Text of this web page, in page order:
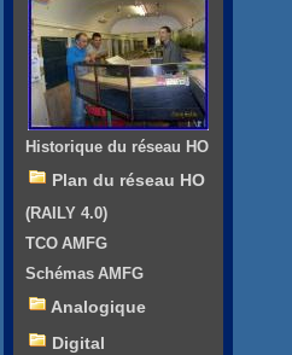
Historique du réseau HO
Plan du réseau HO
(RAILY 4.0)
TCO AMFG
Schémas AMFG
Analogique
Digital